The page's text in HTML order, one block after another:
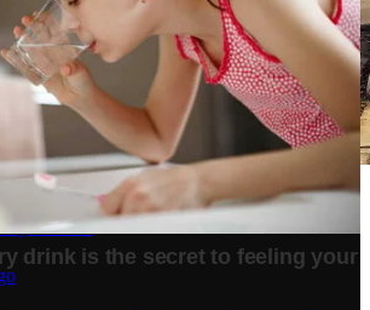
Hanya Tinggal 21 Hari, Apa